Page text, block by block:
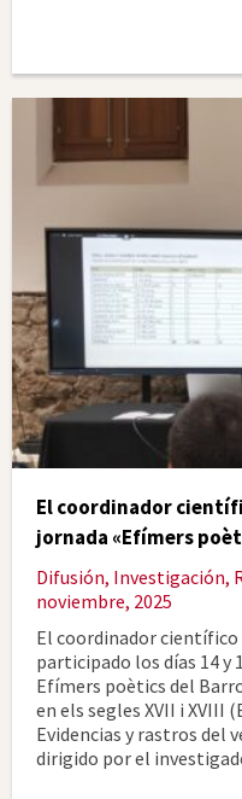
El coordinador
jornada «Efímers
Difusión, Investigación,
noviembre, 2025
El coordinador científico
participado los días 14 y
Efímers poètics del
en els segles XVII i XVIII
Evidencias y rastros del
dirigido por el